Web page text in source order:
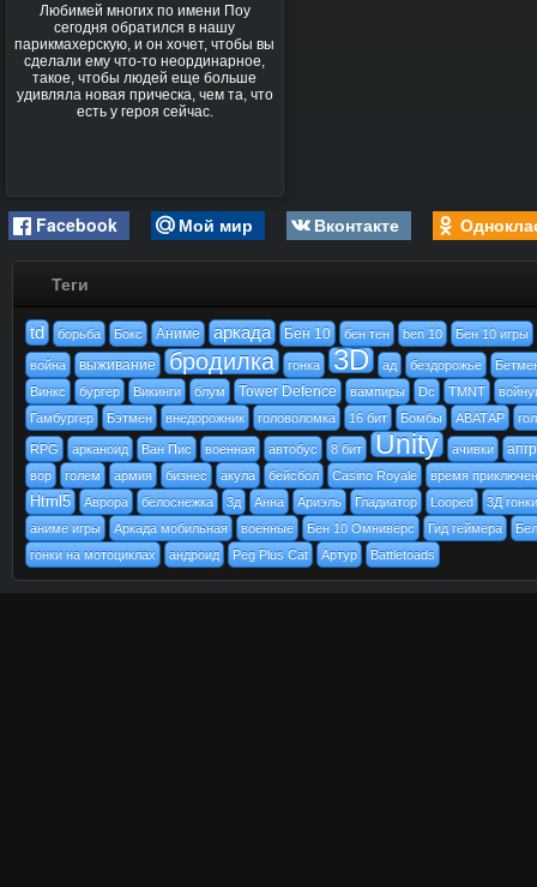
Любимей многих по имени Поу
сегодня обратился в нашу
парикмахерскую, и он хочет, чтобы вы
сделали ему что-то неординарное,
такое, чтобы людей еще больше
удивляла новая прическа, чем та, что
есть у героя сейчас.
Facebook Мой мир Вконтакте
Теги
td борьба Бокс Аниме аркада Бен 10 бен тен ben 10 Бен 10 игры
война выживание бродилка гонка 3D ад бездорожье
Винкс
бургер Викинги блум Tower Defence вампиры Dc TMNT
Гамбургер
Бэтмен внедорожник головоломка 16 бит Бомбы АВАТАР
RPG арканоид Ван Пис военная автобус 8 бит Unity ачивки
вор голем армия бизнес акула бейсбол Casino Royale время
Html5 Аврора белоснежка 3д Анна Ариэль Гладиатор Looped
3Д гонки
аниме игры
Аркада мобильная военные Бен 10 Омниверс Гид геймера
гонки на мотоциклах
андроид Peg Plus Cat Артур Battletoads